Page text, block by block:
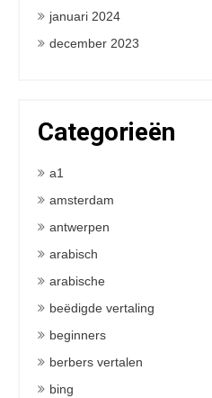
januari 2024
december 2023
Categorieën
a1
amsterdam
antwerpen
arabisch
arabische
beëdigde vertaling
beginners
berbers vertalen
bing